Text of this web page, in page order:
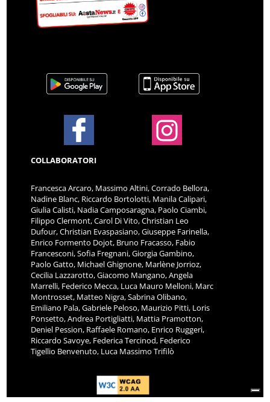
COLLABORATORI
Francesca Arcaro, Massimo Altini, Corrado Bellora,
Nadine Blanc, Riccardo Bortolotti, Manila Calipari,
Giulia Calisti, Nadia Camposaragna, Paolo Ciambi,
Filippo Clermont, Carol Di Vito, Christian Leo
Dufour, Christian Evaspasiano, Giuseppe Farinella,
Enrico Formento Dojot, Bruno Fracasso, Fabio
Francesconi, Sofia Fregnani, Giorgia Gambino,
Paolo Gatto, Michael Ghignone, Marlène Jorrioz,
Cecilia Lazzarotto, Giacomo Mangano, Angela
Marrelli, Federico Mecca, Luca Mauro Melloni, Marc
Montrosset, Matteo Nigra, Sabrina Olibano,
Emiliano Pala, Gabriele Peloso, Maurizio Pitti, Loris
Ponsetto, Andrea Portigliatti, Mattia Pramotton,
Deniel Pession, Raffaele Romano, Enrico Ruggeri,
Riccardo Savoye, Federica Tercinod, Federico
Tigellio Benvenuto, Luca Massimo Trifilò